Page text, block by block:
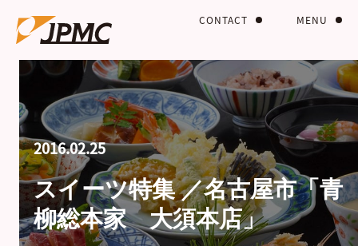
MENU
CONTACT
2016.02.25
スイーツ特集 ／名古屋市「青
柳総本家 大須本店」